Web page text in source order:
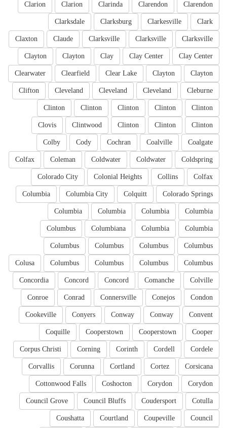
Clarendon
Clarendon
Clarinda
Clarion
Clarion
Clark
Clarkesville
Clarksburg
Clarksdale
Clarksville
Clarksville
Clarksville
Claude
Claxton
Clay Center
Clay Center
Clay
Clayton
Clayton
Clayton
Clayton
Clear Lake
Clearfield
Clearwater
Cleburne
Cleveland
Cleveland
Cleveland
Clifton
Clinton
Clinton
Clinton
Clinton
Clinton
Clinton
Clinton
Clinton
Clintwood
Clovis
Coalgate
Coalville
Cochran
Cody
Colby
Coldspring
Coldwater
Coldwater
Coleman
Colfax
Colfax
Collins
Colonial Heights
Colorado City
Colorado Springs
Colquitt
Columbia City
Columbia
Columbia
Columbia
Columbia
Columbia
Columbia
Columbia
Columbiana
Columbus
Columbus
Columbus
Columbus
Columbus
Columbus
Columbus
Columbus
Columbus
Colusa
Colville
Comanche
Concord
Concord
Concordia
Condon
Conejos
Connersville
Conrad
Conroe
Convent
Conway
Conway
Conyers
Cookeville
Cooper
Cooperstown
Cooperstown
Coquille
Cordele
Cordell
Corinth
Corning
Corpus Christi
Corsicana
Cortez
Cortland
Corunna
Corvallis
Corydon
Corydon
Coshocton
Cottonwood Falls
Cotulla
Coudersport
Council Bluffs
Council Grove
Council
Coupeville
Courtland
Coushatta